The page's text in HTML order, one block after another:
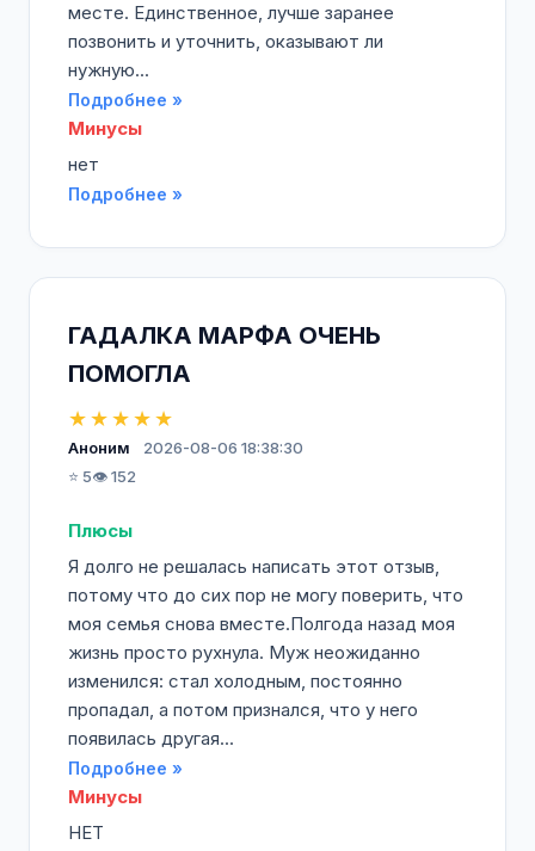
месте. Единственное, лучше заранее
позвонить и уточнить, оказывают ли
нужную...
Подробнее »
Минусы
нет
Подробнее »
ГАДАЛКА МАРФА ОЧЕНЬ
ПОМОГЛА
★★★★★
Аноним
2026-08-06 18:38:30
⭐ 5👁️ 152
Плюсы
Я долго не решалась написать этот отзыв,
потому что до сих пор не могу поверить, что
моя семья снова вместе.Полгода назад моя
жизнь просто рухнула. Муж неожиданно
изменился: стал холодным, постоянно
пропадал, а потом признался, что у него
появилась другая...
Подробнее »
Минусы
НЕТ